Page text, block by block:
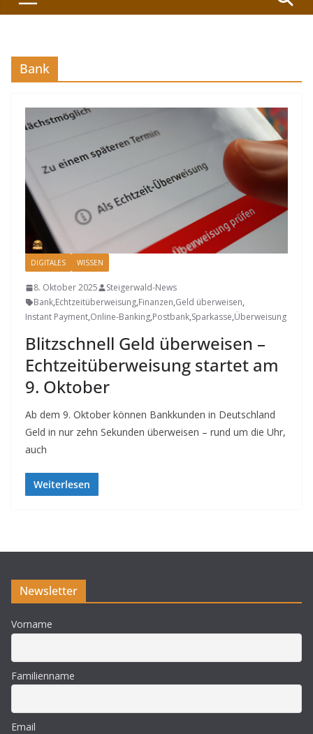
Bank
DIGITALES WISSEN
8. Oktober 2025
Steigerwald-News
Bank,Echtzeitüberweisung,Finanzen,Geld überweisen,
Instant Payment,Online-Banking,Postbank,Sparkasse,Überweisung
Blitzschnell Geld überweisen –
Echtzeitüberweisung startet am
9. Oktober
Ab dem 9. Oktober können Bankkunden in Deutschland
Geld in nur zehn Sekunden überweisen – rund um die Uhr,
auch
Weiterlesen
Newsletter
Vorname
Familienname
Email